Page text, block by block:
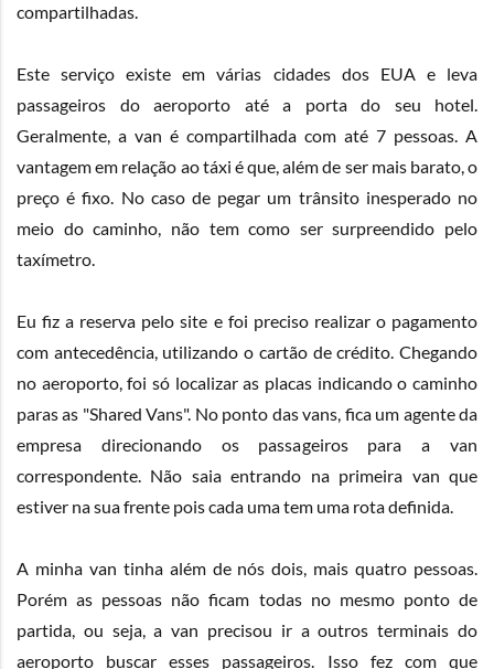
compartilhadas.
Este serviço existe em várias cidades dos EUA e leva
passageiros do aeroporto até a porta do seu hotel.
Geralmente, a van é compartilhada com até 7 pessoas. A
vantagem em relação ao táxi é que, além de ser mais barato, o
preço é fixo. No caso de pegar um trânsito inesperado no
meio do caminho, não tem como ser surpreendido pelo
taxímetro.
Eu fiz a reserva pelo site e foi preciso realizar o pagamento
com antecedência, utilizando o cartão de crédito. Chegando
no aeroporto, foi só localizar as placas indicando o caminho
paras as "Shared Vans". No ponto das vans, fica um agente da
empresa direcionando os passageiros para a van
correspondente. Não saia entrando na primeira van que
estiver na sua frente pois cada uma tem uma rota definida.
A minha van tinha além de nós dois, mais quatro pessoas.
Porém as pessoas não ficam todas no mesmo ponto de
partida, ou seja, a van precisou ir a outros terminais do
aeroporto buscar esses passageiros. Isso fez com que